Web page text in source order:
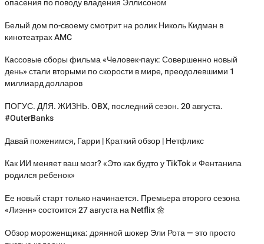
опасения по поводу владения Эллисоном
Белый дом по-своему смотрит на ролик Николь Кидман в
кинотеатрах AMC
Кассовые сборы фильма «Человек-паук: Совершенно новый
день» стали вторыми по скорости в мире, преодолевшими 1
миллиард долларов
ПОГУС. ДЛЯ. ЖИЗНЬ. OBX, последний сезон. 20 августа.
#OuterBanks
Давай поженимся, Гарри | Краткий обзор | Нетфликс
Как ИИ меняет ваш мозг? «Это как будто у TikTok и Фентанила
родился ребенок»
Ее новый старт только начинается. Премьера второго сезона
«Лиэнн» состоится 27 августа на Netflix 🌼
Обзор мороженщика: дрянной шокер Эли Рота — это просто